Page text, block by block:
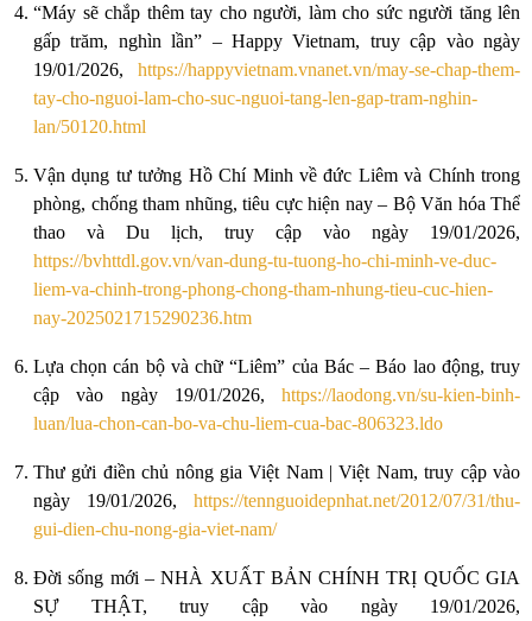
“Máy sẽ chắp thêm tay cho người, làm cho sức người tăng lên
gấp trăm, nghìn lần” – Happy Vietnam, truy cập vào ngày
19/01/2026, https://happyvietnam.vnanet.vn/may-se-chap-them-
tay-cho-nguoi-lam-cho-suc-nguoi-tang-len-gap-tram-nghin-
lan/50120.html
Vận dụng tư tưởng Hồ Chí Minh về đức Liêm và Chính trong
phòng, chống tham nhũng, tiêu cực hiện nay – Bộ Văn hóa Thể
thao và Du lịch, truy cập vào ngày 19/01/2026,
https://bvhttdl.gov.vn/van-dung-tu-tuong-ho-chi-minh-ve-duc-
liem-va-chinh-trong-phong-chong-tham-nhung-tieu-cuc-hien-
nay-2025021715290236.htm
Lựa chọn cán bộ và chữ “Liêm” của Bác – Báo lao động, truy
cập vào ngày 19/01/2026, https://laodong.vn/su-kien-binh-
luan/lua-chon-can-bo-va-chu-liem-cua-bac-806323.ldo
Thư gửi điền chủ nông gia Việt Nam | Việt Nam, truy cập vào
ngày 19/01/2026, https://tennguoidepnhat.net/2012/07/31/thu-
gui-dien-chu-nong-gia-viet-nam/
Đời sống mới – NHÀ XUẤT BẢN CHÍNH TRỊ QUỐC GIA
SỰ THẬT, truy cập vào ngày 19/01/2026,